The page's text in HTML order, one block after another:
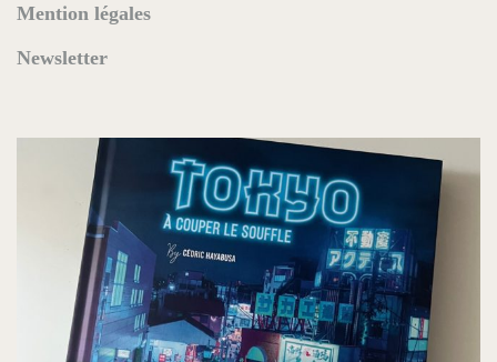
Mention légales
Newsletter